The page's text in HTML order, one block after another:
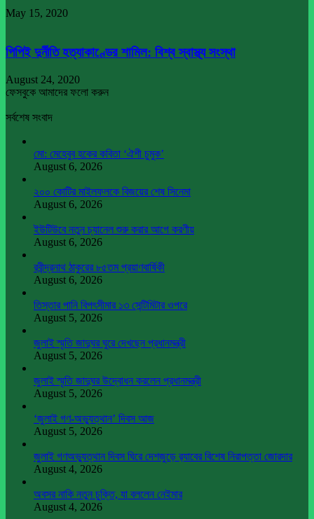
May 15, 2020
পিপিই দুর্নীতি হত্যাকাণ্ডের শামিল: বিশ্ব স্বাস্থ্য সংস্থা
August 24, 2020
ফেসবুকে আমাদের ফলো করুন
সর্বশেষ সংবাদ
মো: মেহেবুব হকের কবিতা ‘ঐশী চুমুক’
August 6, 2026
২০০ কোটির মাইলফলকে বিজয়ের শেষ সিনেমা
August 6, 2026
ইউটিউবে নতুন চ্যানেল শুরু করার আগে করণীয়
August 6, 2026
রবীন্দ্রনাথ ঠাকুরের ৮৫তম প্রয়াণবার্ষিকী
August 6, 2026
তিস্তার পানি বিপৎসীমার ১৩ সেন্টিমিটার ওপরে
August 5, 2026
জুলাই স্মৃতি জাদুঘর ঘুরে দেখছেন প্রধানমন্ত্রী
August 5, 2026
জুলাই স্মৃতি জাদুঘর উদ্বোধন করলেন প্রধানমন্ত্রী
August 5, 2026
‘জুলাই গণ-অভ্যুত্থান’ দিবস আজ
August 5, 2026
জুলাই গণঅভ্যুত্থান দিবস ঘিরে দেশজুড়ে র‌্যাবের বিশেষ নিরাপত্তা জোরদার
August 4, 2026
অবসর নাকি নতুন চুক্তি, যা বললেন নেইমার
August 4, 2026